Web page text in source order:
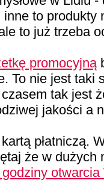
to
to już trzeba
promocyjną
To nie jest taki
tak jest
jakości a
płatniczą.
że w dużych
otwarcia